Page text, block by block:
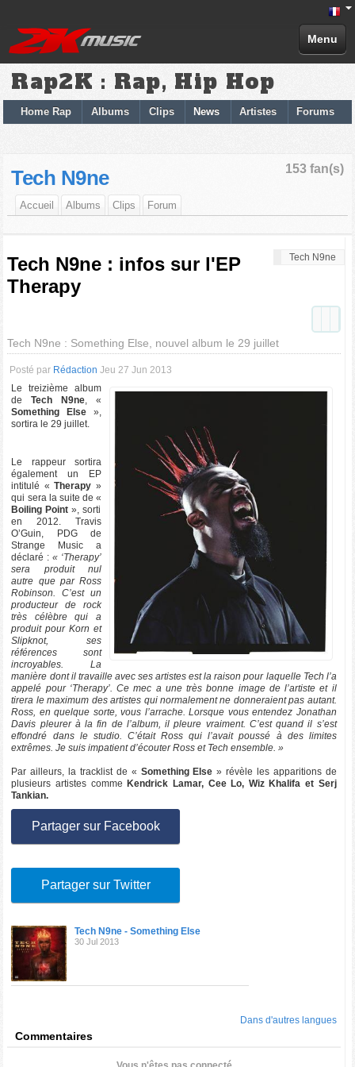
Menu
Rap2K : Rap, Hip Hop
Home Rap Albums Clips News Artistes Forums
153 fan(s)
Tech N9ne
Accueil Albums Clips Forum
Tech N9ne
Tech N9ne : infos sur l'EP
Therapy
Tech N9ne : Something Else, nouvel album le 29 juillet
Posté par Rédaction Jeu 27 Jun 2013
Le treizième album
de
Tech N9ne, «
Something Else »,
sortira le 29 juillet.
Le rappeur sortira
également un EP
intitulé «Therapy »
qui sera la suite de «
Boiling Point », sorti
en 2012. Travis
O’Guin, PDG de
Strange Music a
déclaré : « ‘Therapy’
sera produit nul
autre que par Ross
Robinson. C’est un
producteur de rock
très célèbre qui a
produit pour Korn et
Slipknot, ses
références sont
incroyables. La
manière dont il travaille avec ses artistes est la raison pour laquelle Tech l’a
appelé pour ‘Therapy’. Ce mec a une très bonne image de l’artiste et il
tirera le maximum des artistes qui normalement ne donneraient pas autant.
Ross, en quelque sorte, vous l’arrache. Lorsque vous entendez Jonathan
Davis pleurer à la fin de l’album, il pleure vraiment. C’est quand il s’est
effondré dans le studio. C’était Ross qui l’avait poussé à des limites
extrêmes. Je suis impatient d’écouter Ross et Tech ensemble. »
Par ailleurs, la tracklist de « Something Else » révèle les apparitions de
plusieurs artistes comme Kendrick Lamar, Cee Lo, Wiz Khalifa et Serj
Tankian.
Partager sur Facebook
Partager sur Twitter
Tech N9ne - Something Else
30 Jul 2013
Dans d'autres langues
Commentaires